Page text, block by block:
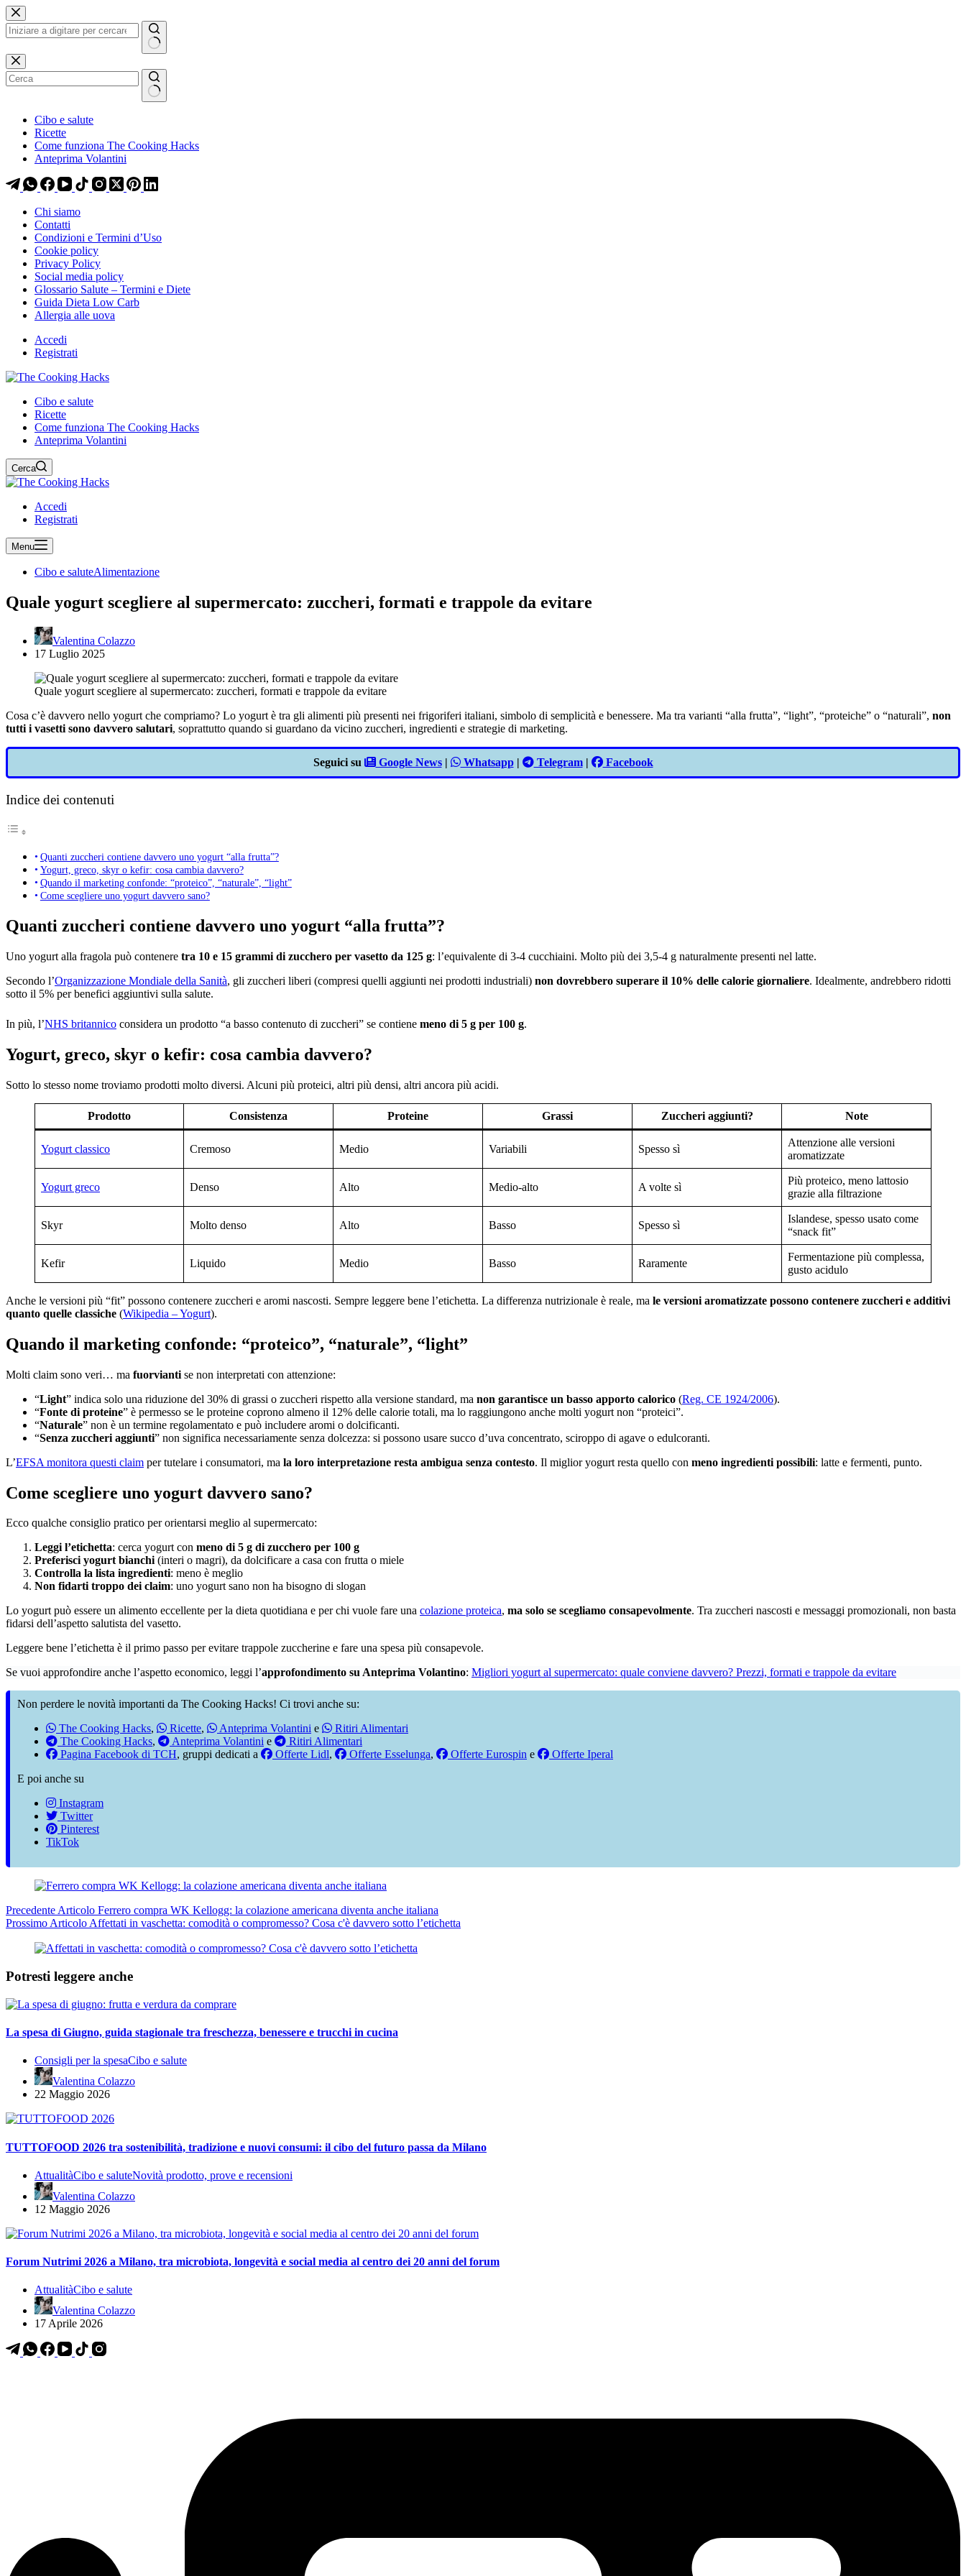
Salta
al
contenuto
Salta
al
contenuto
Nessun
risultato
Cibo e salute
Ricette
Come funziona The Cooking Hacks
Anteprima Volantini
Chi siamo
Contatti
Condizioni e Termini d’Uso
Cookie policy
Privacy Policy
Social media policy
Glossario Salute – Termini e Diete
Guida Dieta Low Carb
Allergia alle uova
Accedi
Registrati
Cibo e salute
Ricette
Come funziona The Cooking Hacks
Anteprima Volantini
Cerca
Accedi
Registrati
Menu
Cibo e saluteAlimentazione
Quale yogurt scegliere al supermercato: zuccheri, formati e trappole da evitare
Valentina Colazzo
17 Luglio 2025
Quale yogurt scegliere al supermercato: zuccheri, formati e trappole da evitare
Cosa c’è davvero nello yogurt che compriamo? Lo yogurt è tra gli alimenti più presenti nei frigoriferi italiani, simbolo di semplicità e benessere. Ma tra varianti “alla frutta”, “light”, “proteiche” o “naturali”, non
tutti i vasetti sono davvero salutari, soprattutto quando si guardano da vicino zuccheri, ingredienti e strategie di marketing.
Seguici su Google News| Whatsapp| Telegram| Facebook
Indice dei contenuti
Quanti zuccheri contiene davvero uno yogurt “alla frutta”?
Yogurt, greco, skyr o kefir: cosa cambia davvero?
Quando il marketing confonde: “proteico”, “naturale”, “light”
Come scegliere uno yogurt davvero sano?
Quanti zuccheri contiene davvero uno yogurt “alla frutta”?
Uno yogurt alla fragola può contenere tra 10 e 15 grammi di zucchero per vasetto da 125 g: l’equivalente di 3-4 cucchiaini. Molto più dei 3,5-4 g naturalmente presenti nel latte.
Secondo l’Organizzazione Mondiale della Sanità, gli zuccheri liberi (compresi quelli aggiunti nei prodotti industriali) non dovrebbero superare il 10% delle calorie giornaliere. Idealmente, andrebbero ridotti
sotto il 5% per benefici aggiuntivi sulla salute.
In più, l’NHS britannico considera un prodotto “a basso contenuto di zuccheri” se contiene meno di 5 g per 100 g.
Yogurt, greco, skyr o kefir: cosa cambia davvero?
Sotto lo stesso nome troviamo prodotti molto diversi. Alcuni più proteici, altri più densi, altri ancora più acidi.
Prodotto Consistenza Proteine Grassi Zuccheri aggiunti? Note
Yogurt classico Cremoso Medio Variabili Spesso sì
Attenzione alle versioni
aromatizzate
Yogurt greco Denso Alto Medio-alto A volte sì
Più proteico, meno lattosio
grazie alla filtrazione
Skyr Molto denso Alto Basso Spesso sì
Islandese, spesso usato come
“snack fit”
Kefir Liquido Medio Basso Raramente
Fermentazione più complessa,
gusto acidulo
Anche le versioni più “fit” possono contenere zuccheri e aromi nascosti. Sempre leggere bene l’etichetta. La differenza nutrizionale è reale, ma le versioni aromatizzate possono contenere zuccheri e additivi
quanto quelle classiche (Wikipedia – Yogurt).
Quando il marketing confonde: “proteico”, “naturale”, “light”
Molti claim sono veri… ma fuorvianti se non interpretati con attenzione:
“Light” indica solo una riduzione del 30% di grassi o zuccheri rispetto alla versione standard, ma non garantisce un basso apporto calorico (Reg. CE 1924/2006).
“Fonte di proteine” è permesso se le proteine coprono almeno il 12% delle calorie totali, ma lo raggiungono anche molti yogurt non “proteici”.
“Naturale” non è un termine regolamentato e può includere aromi o dolcificanti.
“Senza zuccheri aggiunti” non significa necessariamente senza dolcezza: si possono usare succo d’uva concentrato, sciroppo di agave o edulcoranti.
L’EFSA monitora questi claim per tutelare i consumatori, ma la loro interpretazione resta ambigua senza contesto. Il miglior yogurt resta quello con meno ingredienti possibili: latte e fermenti, punto.
Come scegliere uno yogurt davvero sano?
Ecco qualche consiglio pratico per orientarsi meglio al supermercato:
Leggi l’etichetta: cerca yogurt con meno di 5 g di zucchero per 100 g
Preferisci yogurt bianchi(interi o magri), da dolcificare a casa con frutta o miele
Controlla la lista ingredienti: meno è meglio
Non fidarti troppo dei claim: uno yogurt sano non ha bisogno di slogan
Lo yogurt può essere un alimento eccellente per la dieta quotidiana e per chi vuole fare una colazione proteica, ma solo se scegliamo consapevolmente. Tra zuccheri nascosti e messaggi promozionali, non basta
fidarsi dell’aspetto salutista del vasetto.
Leggere bene l’etichetta è il primo passo per evitare trappole zuccherine e fare una spesa più consapevole.
Se vuoi approfondire anche l’aspetto economico, leggi l’approfondimento su Anteprima Volantino: Migliori yogurt al supermercato: quale conviene davvero? Prezzi, formati e trappole da evitare
Non perdere le novità importanti da The Cooking Hacks! Ci trovi anche su:
The Cooking Hacks, Ricette, Anteprima Volantini e
Ritiri Alimentari
The Cooking Hacks, Anteprima Volantini e
Ritiri Alimentari
Pagina Facebook di TCH, gruppi dedicati a Offerte Lidl, Offerte Esselunga, Offerte Eurospin e
Offerte Iperal
E poi anche su
Instagram
Twitter
Pinterest
TikTok
PrecedenteArticolo Ferrero compra WK Kellogg: la colazione americana diventa anche italiana
ProssimoArticoloAffettati in vaschetta: comodità o compromesso? Cosa c'è davvero sotto l’etichetta
Potresti leggere anche
La spesa di Giugno, guida stagionale tra freschezza, benessere e trucchi in cucina
Consigli per la spesaCibo e salute
Valentina Colazzo
22 Maggio 2026
TUTTOFOOD 2026 tra sostenibilità, tradizione e nuovi consumi: il cibo del futuro passa da Milano
AttualitàCibo e saluteNovità prodotto, prove e recensioni
Valentina Colazzo
12 Maggio 2026
Forum Nutrimi 2026 a Milano, tra microbiota, longevità e social media al centro dei 20 anni del forum
AttualitàCibo e salute
Valentina Colazzo
17 Aprile 2026